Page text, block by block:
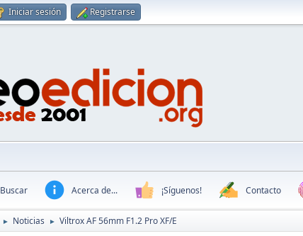
Iniciar sesión Registrarse
Buscar Acerca de... ¡Síguenos! Contacto
► Noticias ► Viltrox AF 56mm F1.2 Pro XF/E